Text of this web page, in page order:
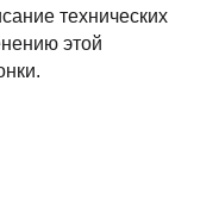
технических
этой